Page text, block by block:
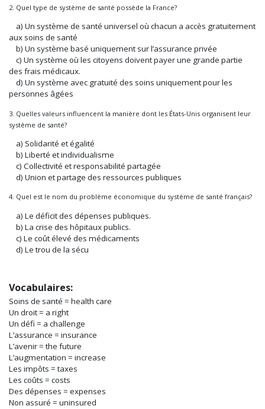
2. Quel type de système de santé possède la France?
a) Un système de santé universel où chacun a accès gratuitement
aux soins de santé
b) Un système basé uniquement sur l’assurance privée
c) Un système où les citoyens doivent payer une grande partie
des frais médicaux.
d) Un système avec gratuité des soins uniquement pour les
personnes âgées
3. Quelles valeurs influencent la manière dont les États-Unis organisent leur
système de santé?
a) Solidarité et égalité
b) Liberté et individualisme
c) Collectivité et responsabilité partagée
d) Union et partage des ressources publiques
4. Quel est le nom du problème économique du système de santé français?
a) Le déficit des dépenses publiques.
b) La crise des hôpitaux publics.
c) Le coût élevé des médicaments
d) Le trou de la sécu
Vocabulaires:
Soins de santé = health care
Un droit = a right
Un défi = a challenge
L’assurance = insurance
L’avenir = the future
L’augmentation = increase
Les impôts = taxes
Les coûts = costs
Des dépenses = expenses
Non assuré = uninsured